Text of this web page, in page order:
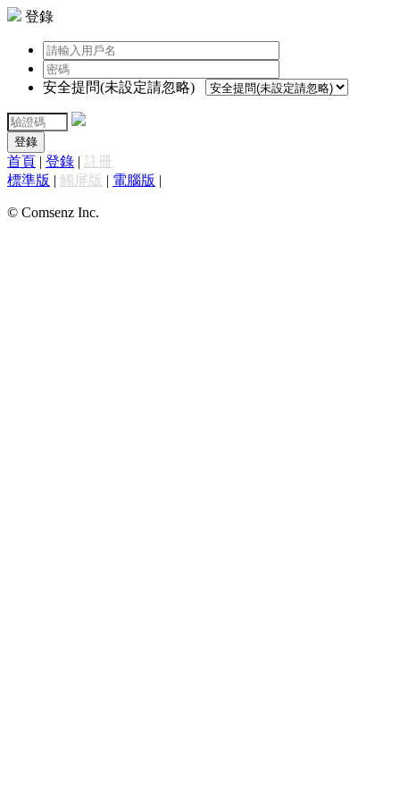
登錄
安全提問(未設定請忽略)
登錄
首頁 | 登錄 | 註冊
標準版 | 觸屏版 | 電腦版 |
© Comsenz Inc.